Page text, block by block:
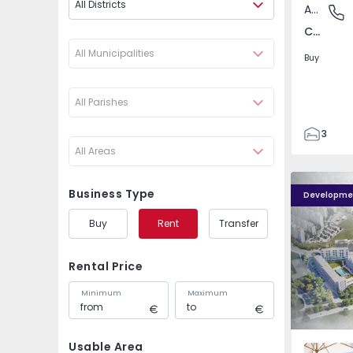
All Districts
All Municipalities
All Parishes
All Areas
Business Type
Buy Rent Transfer
Rental Price
Minimum Maximum
Usable Area
Apartment
Carnaxide e Queijas, Lisboa
Buy
3
155
262
2
0
Élou - 10